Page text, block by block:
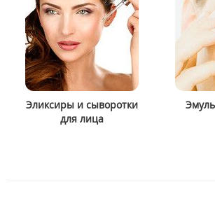
Эликсиры и сыворотки
для лица